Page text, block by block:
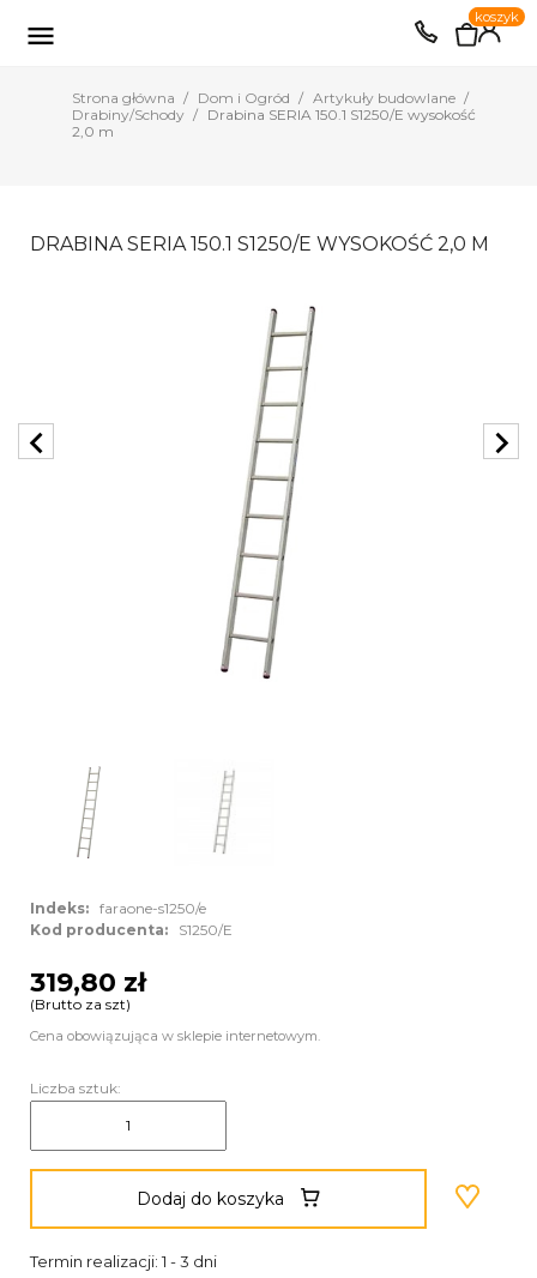
EUR PLN

0
koszyk
Strona główna Dom i Ogród
Artykuły budowlane
Drabiny/Schody
Drabina SERIA 150.1 S1250/E wysokość
2,0 m
DRABINA SERIA 150.1 S1250/E WYSOKOŚĆ 2,0 M
chevron_left chevron_right
Indeks: faraone-s1250/e
Kod producenta:
S1250/E
319,80 zł
(Brutto za szt)
Cena obowiązująca w sklepie internetowym.
Liczba sztuk:
Dodaj do koszyka
Termin realizacji: 1 - 3 dni